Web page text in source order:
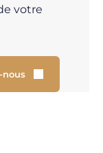
votre
nous